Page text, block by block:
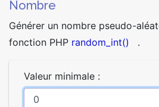
Nombre
Générer un nombre pseudo-
fonction PHP random_int() .
Valeur minimale :